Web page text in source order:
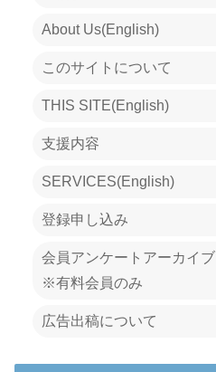
About Us(English)
このサイトについて
THIS SITE(English)
支援内容
SERVICES(English)
登録申し込み
会員アンケートアーカイブ
※有料会員のみ
広告出稿について